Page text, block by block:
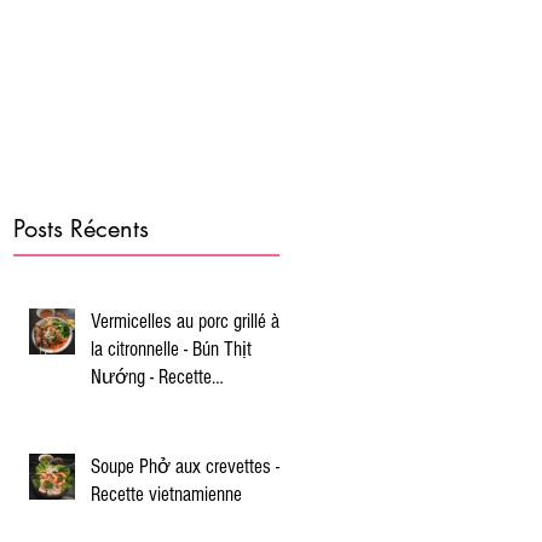
Posts Récents
Vermicelles au porc grillé à
la citronnelle - Bún Thịt
Nướng - Recette
Soupe Phở aux crevettes -
Recette vietnamienne